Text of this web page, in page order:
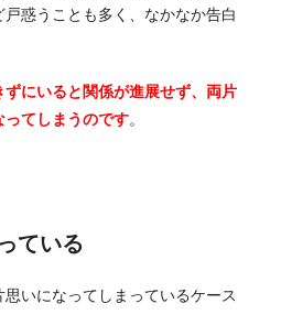
惑うことも多く、なかなか告白
にいると関係が進展せず、両片
ってしまうのです。
ている
いになってしまっているケース